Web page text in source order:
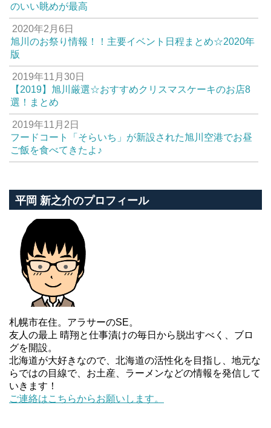
のいい眺めが最高
2020年2月6日
旭川のお祭り情報！！主要イベント日程まとめ☆2020年
版
2019年11月30日
【2019】旭川厳選☆おすすめクリスマスケーキのお店8
選！まとめ
2019年11月2日
フードコート「そらいち」が新設された旭川空港でお昼
ご飯を食べてきたよ♪
平岡 新之介のプロフィール
札幌市在住。アラサーのSE。
友人の最上 晴翔と仕事漬けの毎日から脱出すべく、ブロ
グを開設。
北海道が大好きなので、北海道の活性化を目指し、地元な
らではの目線で、お土産、ラーメンなどの情報を発信して
いきます！
ご連絡はこちらからお願いします。